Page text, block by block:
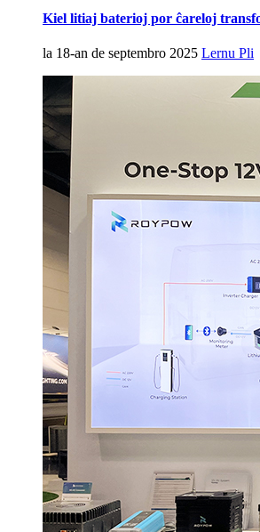
Kiel litiaj baterioj por ĉareloj
la 18-an de septembro 2025 Lernu Pli